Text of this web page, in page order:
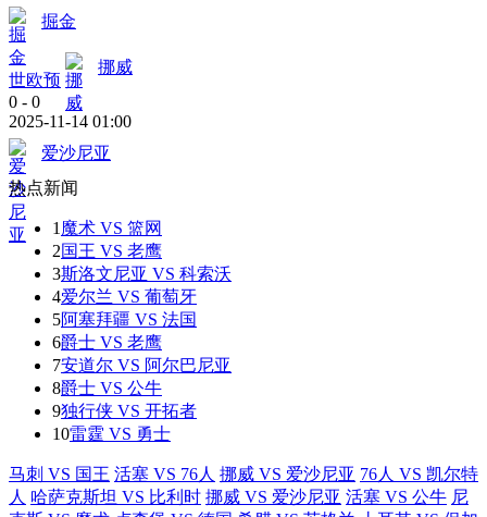
掘金
世欧预
挪威
0 - 0
2025-11-14 01:00
爱沙尼亚
热点新闻
1 魔术 VS 篮网
2国王 VS 老鹰
3斯洛文尼亚 VS 科索沃
4爱尔兰 VS 葡萄牙
5阿塞拜疆 VS 法国
6爵士 VS 老鹰
7安道尔 VS 阿尔巴尼亚
8爵士 VS 公牛
9独行侠 VS 开拓者
10雷霆 VS 勇士
马刺 VS 国王 活塞 VS 76人 挪威 VS 爱沙尼亚 76人 VS 凯尔特
人 哈萨克斯坦 VS 比利时 挪威 VS 爱沙尼亚 活塞 VS 公牛 尼